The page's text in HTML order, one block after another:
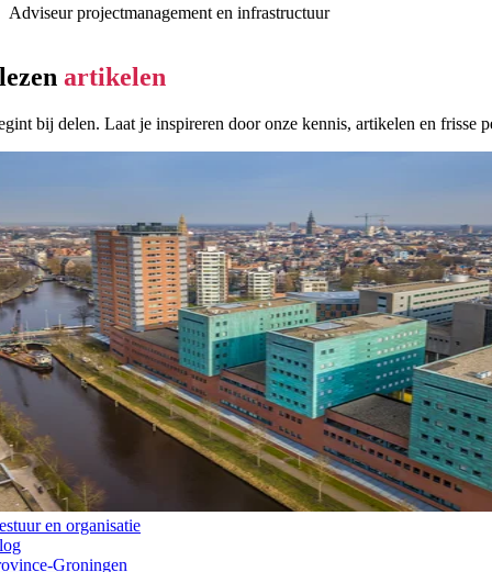
Adviseur projectmanagement en infrastructuur
artikelen
bij delen. Laat je inspireren door onze kennis, artikelen en frisse
en organisatie
Groningen